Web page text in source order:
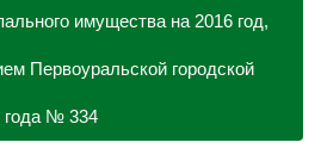
имущества на 2016 год,
Первоуральской городской
года № 334